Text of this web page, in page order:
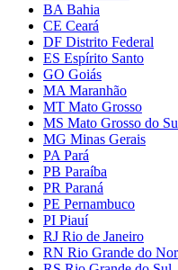
BA Bahia
CE Ceará
DF Distrito Federal
ES Espírito Santo
GO Goiás
MA Maranhão
MT Mato Grosso
MS Mato Grosso do
MG Minas Gerais
PA Pará
PB Paraíba
PR Paraná
PE Pernambuco
PI Piauí
RJ Rio de Janeiro
RN Rio Grande do